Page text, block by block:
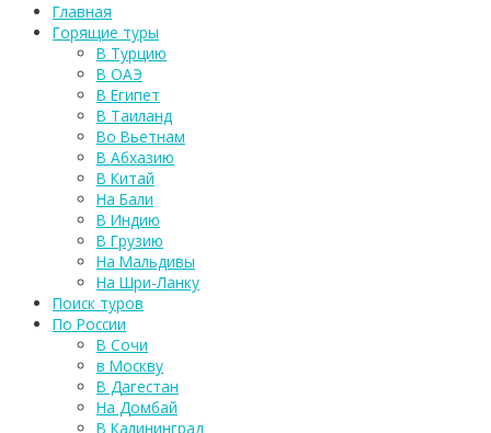
Главная
Горящие туры
В Турцию
В ОАЭ
В Египет
В Таиланд
Во Вьетнам
В Абхазию
В Китай
На Бали
В Индию
В Грузию
На Мальдивы
На Шри-Ланку
Поиск туров
По России
В Сочи
в Москву
В Дагестан
На Домбай
В Калининград